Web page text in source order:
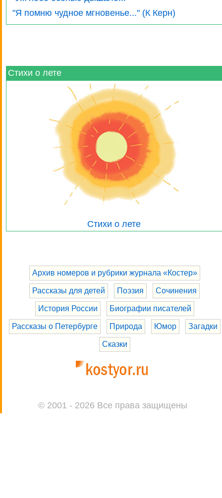
"Я помню чудное мгновенье..." (К Керн)
Стихи о лете
Стихи о лете
Архив номеров и рубрики журнала «Костер»
Рассказы для детей Поэзия Сочинения
История России Биографии писателей
Рассказы о Петербурге Природа Юмор Загадки
Сказки
© 2001 - 2026 Все права защищены